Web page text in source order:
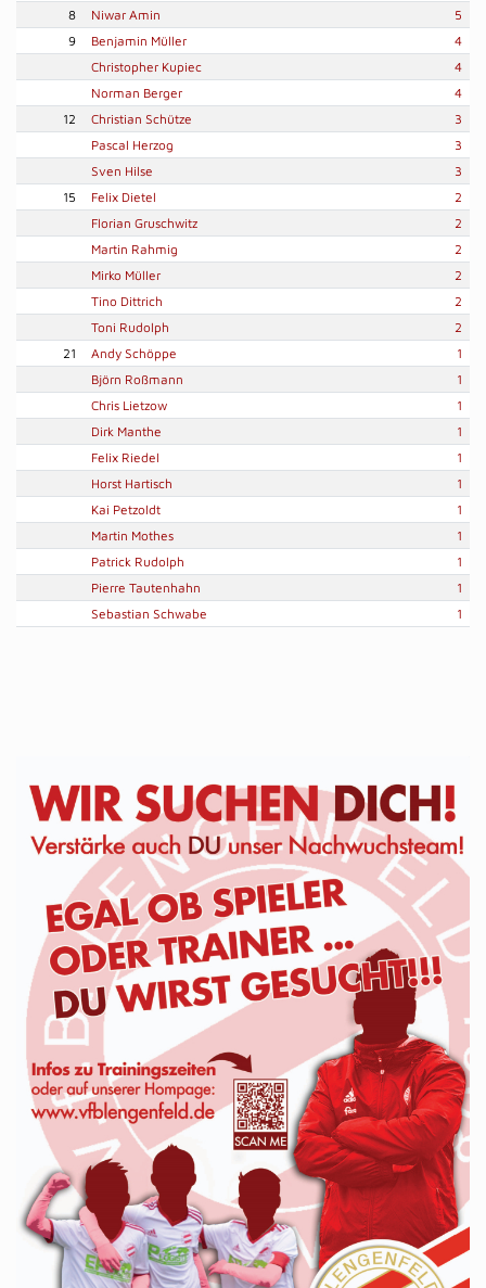
8
Niwar Amin
5
9
Benjamin Müller
4
Christopher Kupiec
4
Norman Berger
4
12
Christian Schütze
3
Pascal Herzog
3
Sven Hilse
3
15
Felix Dietel
2
Florian Gruschwitz
2
Martin Rahmig
2
Mirko Müller
2
Tino Dittrich
2
Toni Rudolph
2
21
Andy Schöppe
1
Björn Roßmann
1
Chris Lietzow
1
Dirk Manthe
1
Felix Riedel
1
Horst Hartisch
1
Kai Petzoldt
1
Martin Mothes
1
Patrick Rudolph
1
Pierre Tautenhahn
1
Sebastian Schwabe
1